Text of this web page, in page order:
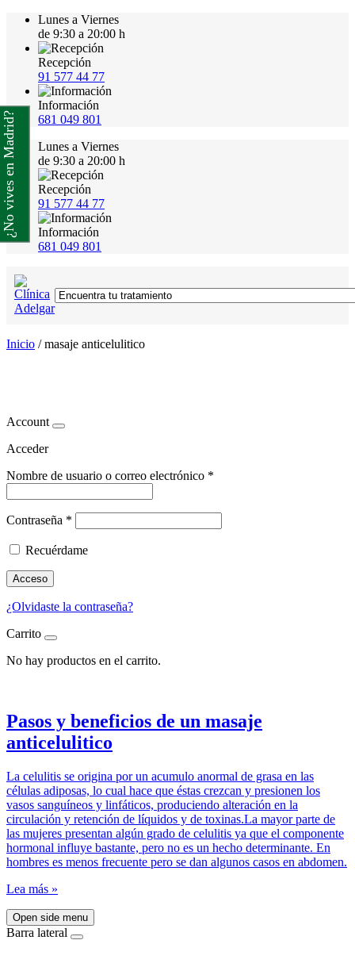
Lunes a Viernes
de 9:30 a 20:00 h
Recepción
91 577 44 77
Información
681 049 801
Lunes a Viernes
de 9:30 a 20:00 h
Recepción
91 577 44 77
Información
681 049 801
Inicio /masaje anticelulitico
Account
Acceder
Nombre de usuario o correo electrónico *
Contraseña *
Recuérdame
Acceso
¿Olvidaste la contraseña?
Carrito
No hay productos en el carrito.
Pasos y beneficios de un masaje
anticelulitico
La celulitis se origina por un acumulo anormal de grasa en las
células adiposas, lo cual hace que éstas crezcan y presionen los
vasos sanguíneos y linfáticos, produciendo alteración en la
circulación y retención de líquidos y de toxinas.La mayor parte de
las mujeres presentan algún grado de celulitis ya que el componente
hormonal influye bastante, pero no es un hecho determinante. En
hombres es menos frecuente pero se dan algunos casos en abdomen.
Lea más »
Open side menu
Barra lateral
¿No vives en Madrid?